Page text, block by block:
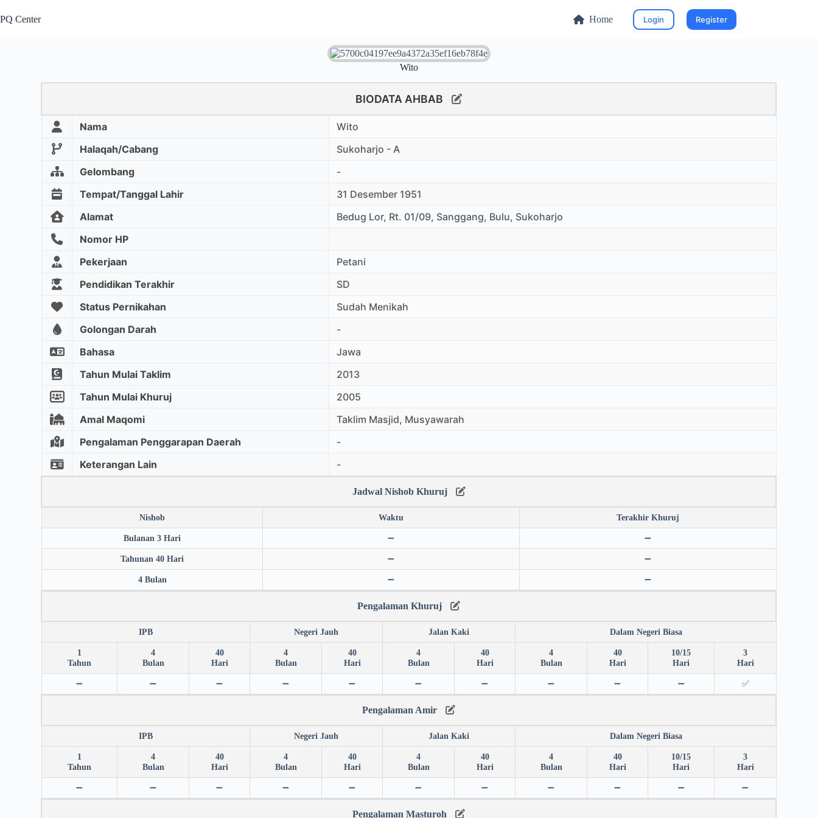
PQ Center Home Login Register
Wito
BIODATA AHBAB
Nama
Wito
Halaqah/Cabang
Sukoharjo - A
Gelombang
-
Tempat/Tanggal Lahir
31 Desember 1951
Alamat
Bedug Lor, Rt. 01/09, Sanggang, Bulu, Sukoharjo
Nomor HP
Pekerjaan
Petani
Pendidikan Terakhir
SD
Status Pernikahan
Sudah Menikah
Golongan Darah
-
Bahasa
Jawa
Tahun Mulai Taklim
2013
Tahun Mulai Khuruj
2005
Amal Maqomi
Taklim Masjid, Musyawarah
Pengalaman Penggarapan Daerah
-
Keterangan Lain
-
Jadwal Nishob Khuruj
Nishob Waktu Terakhir Khuruj
Bulanan 3 Hari ➖ ➖
Tahunan 40 Hari ➖ ➖
4 Bulan ➖ ➖
Pengalaman Khuruj
IPB Negeri Jauh Jalan Kaki Dalam Negeri Biasa
1
Tahun
4
Bulan
40
Hari
4
Bulan
40
Hari
4
Bulan
40
Hari
4
Bulan
40
Hari
10/15
Hari
3
Hari
➖ ➖ ➖ ➖ ➖ ➖ ➖ ➖ ➖ ➖ ✅
Pengalaman Amir
IPB Negeri Jauh Jalan Kaki Dalam Negeri Biasa
1
Tahun
4
Bulan
40
Hari
4
Bulan
40
Hari
4
Bulan
40
Hari
4
Bulan
40
Hari
10/15
Hari
3
Hari
➖ ➖ ➖ ➖ ➖ ➖ ➖ ➖ ➖ ➖ ➖
Pengalaman Masturoh